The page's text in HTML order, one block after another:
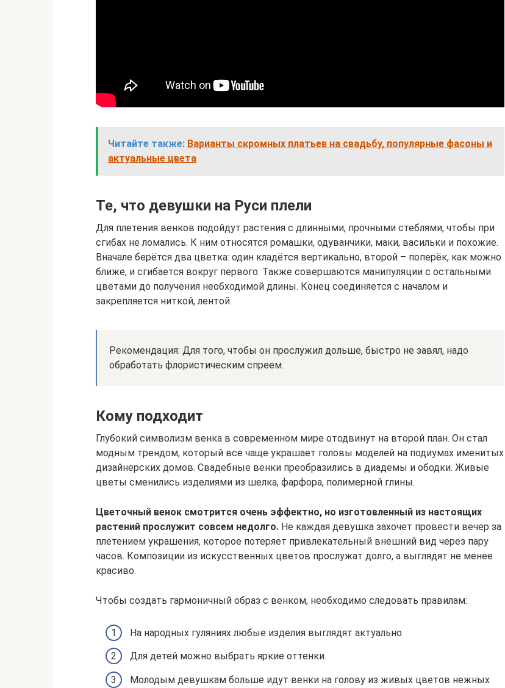
Читайте также: Варианты скромных платьев на свадьбу, популярные фасоны и
актуальные цвета
Те, что девушки на Руси плели
Для плетения венков подойдут растения с длинными, прочными стеблями, чтобы при
сгибах не ломались. К ним относятся ромашки, одуванчики, маки, васильки и похожие.
Вначале берётся два цветка: один кладётся вертикально, второй – поперёк, как можно
ближе, и сгибается вокруг первого. Также совершаются манипуляции с остальными
цветами до получения необходимой длины. Конец соединяется с началом и
закрепляется ниткой, лентой.
Рекомендация: Для того, чтобы он прослужил дольше, быстро не завял, надо
обработать флористическим спреем.
Кому подходит
Глубокий символизм венка в современном мире отодвинут на второй план. Он стал
модным трендом, который все чаще украшает головы моделей на подиумах именитых
дизайнерских домов. Свадебные венки преобразились в диадемы и ободки. Живые
цветы сменились изделиями из шелка, фарфора, полимерной глины.
Цветочный венок смотрится очень эффектно, но изготовленный из настоящих
растений прослужит совсем недолго. Не каждая девушка захочет провести вечер за
плетением украшения, которое потеряет привлекательный внешний вид через пару
часов. Композиции из искусственных цветов прослужат долго, а выглядят не менее
красиво.
Чтобы создать гармоничный образ с венком, необходимо следовать правилам:
На народных гуляниях любые изделия выглядят актуально.
Для детей можно выбрать яркие оттенки.
Молодым девушкам больше идут венки на голову из живых цветов нежных